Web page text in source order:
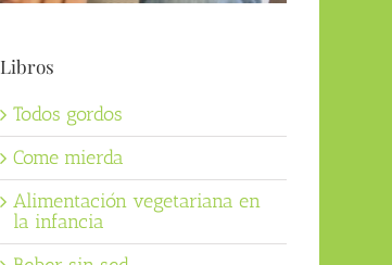
Libros
Todos gordos
Come mierda
Alimentación vegetariana en
la infancia